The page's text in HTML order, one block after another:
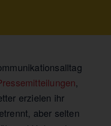
,
erzielen ihr
aber selten